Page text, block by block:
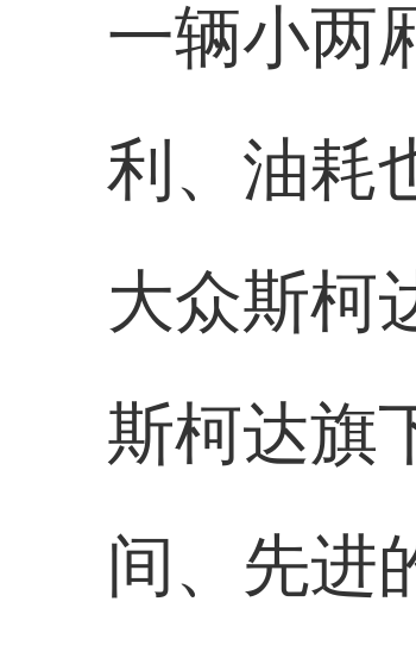
一辆小两
利、油耗
大众斯柯
斯柯达旗
间、先进